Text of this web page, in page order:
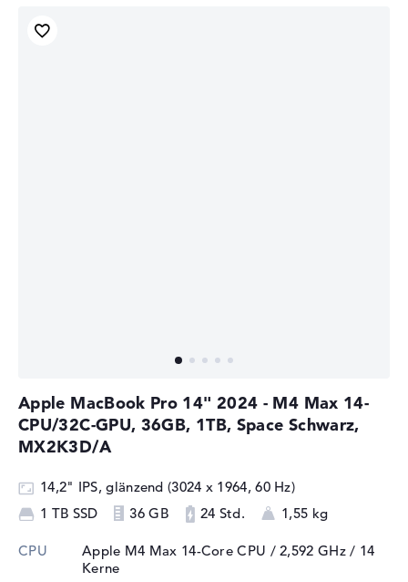
Apple MacBook Pro 14" 2024 - M4 Max 14-
CPU/32C-GPU, 36GB, 1TB, Space Schwarz,
MX2K3D/A
14,2" IPS, glänzend (3024 x 1964, 60 Hz)
1 TB SSD
36 GB 24 Std. 1,55 kg
CPU Apple M4 Max 14-Core CPU / 2,592 GHz/ 14
Kerne